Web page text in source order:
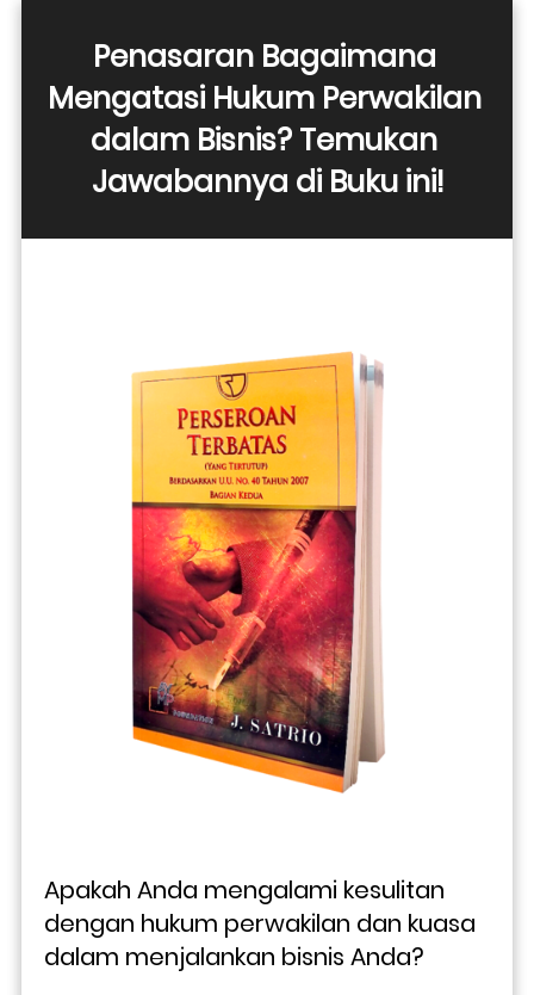
Penasaran Bagaimana
Mengatasi Hukum Perwakilan
dalam Bisnis? Temukan
Jawabannya di Buku ini!
Apakah Anda mengalami kesulitan
dengan hukum perwakilan dan kuasa
dalam menjalankan bisnis Anda?